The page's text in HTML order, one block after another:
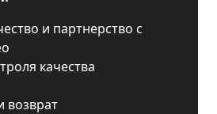
и партнерство с
качества
возврат